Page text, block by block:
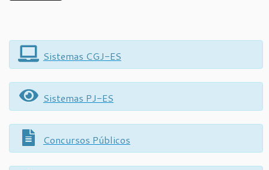
Sistemas CGJ-ES
Sistemas PJ-ES
Concursos Públicos